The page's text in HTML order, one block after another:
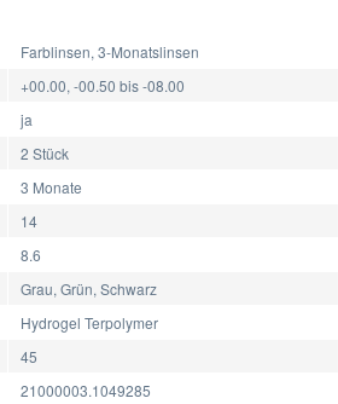
Farblinsen, 3-Monatslinsen
+00.00, -00.50 bis -08.00
ja
2 Stück
3 Monate
14
8.6
Grau, Grün, Schwarz
Hydrogel Terpolymer
45
21000003.1049285